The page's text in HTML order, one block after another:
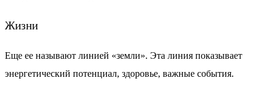
Жизни
Еще ее называют линией «земли». Эта линия показывает
энергетический потенциал, здоровье, важные события.